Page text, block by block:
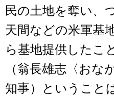
民の土地を奪い、
天間などの米軍基
ら基地提供したこ
（翁長雄志〈おな
知事）ということ